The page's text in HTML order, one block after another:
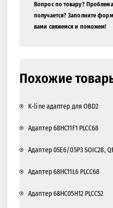
Вопрос по товару?
получается? Заполните
вами свяжемся и поможем!
Похожие
K-line адаптер для OBD2
Адаптер 68HC11F1 PLCC68
Адаптер 05E6/05P3 SOIC28,
Адаптер 68HC11L6 PLCC68
Адаптер 68HC05H12 PLCC52